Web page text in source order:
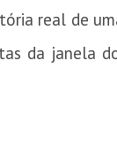
real de
da janela